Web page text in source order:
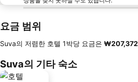
요금 범위
Suva의 저렴한 호텔 1박당 요금은 ‎₩207,372
Suva의 기타 숙소